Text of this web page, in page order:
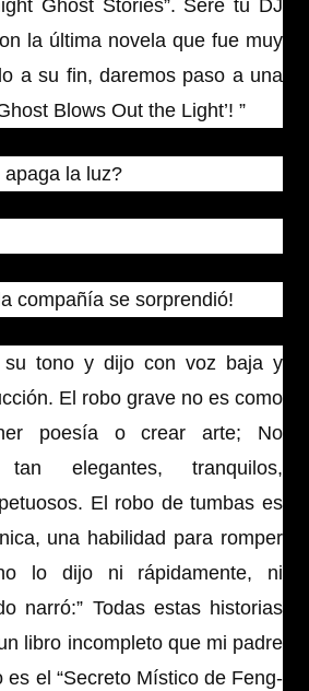
Ghost Stories”. Seré tu DJ
la última novela que fue muy
a su fin, daremos paso a una
Blows Out the Light’! ”
la luz?
compañía se sorprendió!
su tono y dijo con voz baja y
El robo grave no es como
poesía o crear arte; No
elegantes, tranquilos,
El robo de tumbas es
una habilidad para romper
lo dijo ni rápidamente, ni
narró:” Todas estas historias
libro incompleto que mi padre
es el “Secreto Místico de Feng-